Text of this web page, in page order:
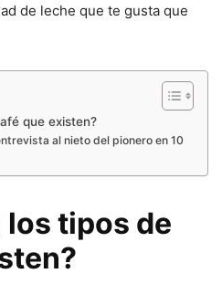
de leche que te gusta que
que existen?
al nieto del pionero en 10
los tipos de